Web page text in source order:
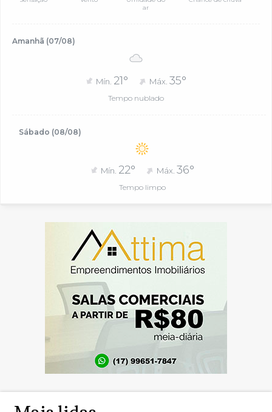
ar
Amanhã (07/08)
Mín. 21° Máx. 35°
Tempo nublado
Sábado (08/08)
Mín. 22° Máx. 36°
Tempo limpo